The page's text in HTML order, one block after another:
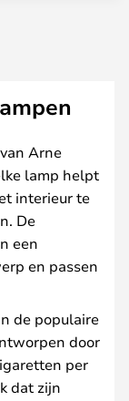
Arne
lamp helpt
interieur te
De
een
en passen
de populaire
door
per
dat zijn